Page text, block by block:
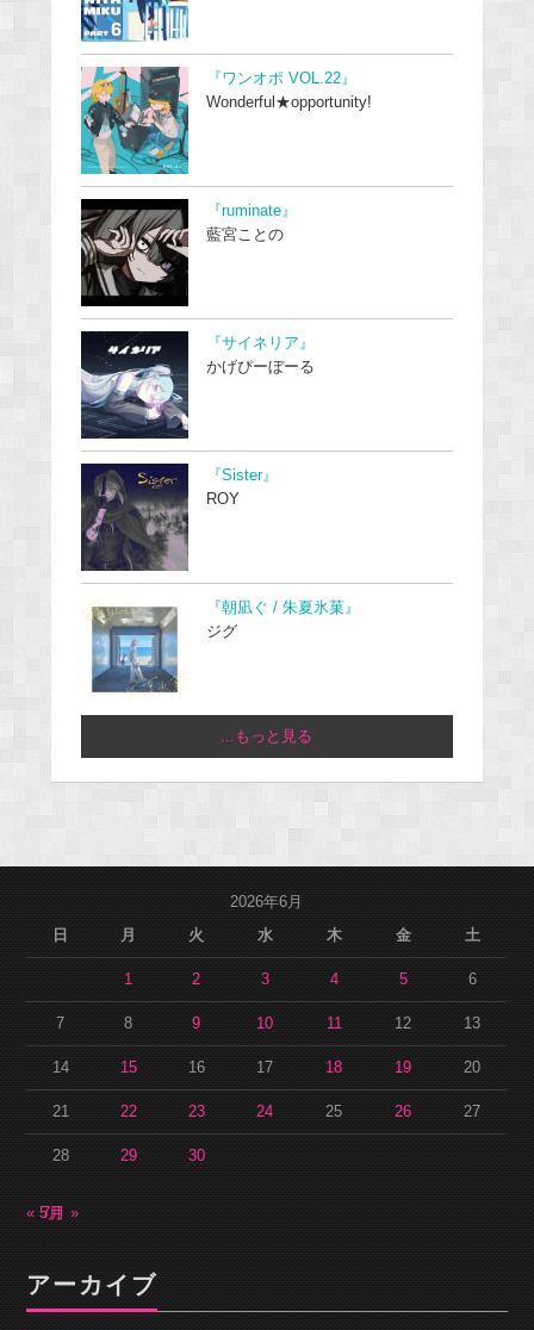
『ワンオポ VOL.22』
Wonderful★opportunity!
『ruminate』
藍宮ことの
『サイネリア』
かげぴーぼーる
『Sister』
ROY
『朝凪ぐ / 朱夏氷菓』
ジグ
...もっと見る
2026年6月
日
月 火 水 木 金 土
1 2 3 4 5 6
7 8 9 10 11 12 13
14 15 16 17 18 19 20
21 22 23 24 25 26 27
28 29 30
« 5月7月 »
アーカイブ